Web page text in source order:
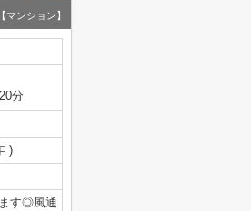
【マンション】
分
)
す◎風通